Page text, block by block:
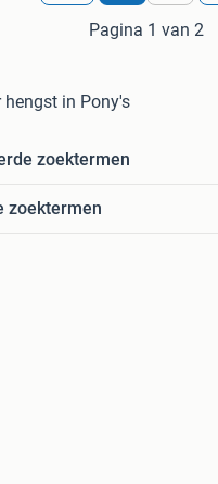
Pagina 1 van 2
hengst in Pony's
zoektermen
zoektermen